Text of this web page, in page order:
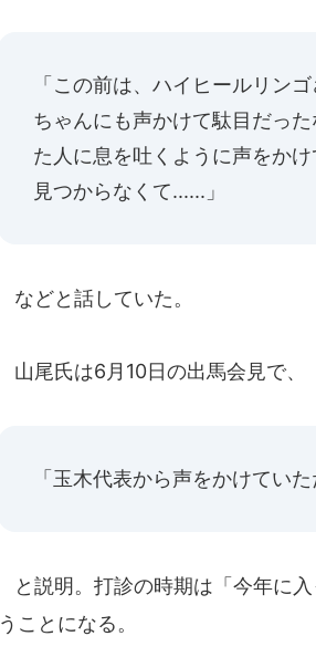
「この前は、ハイヒールリン
ちゃんにも声かけて駄目だっ
た人に息を吐くように声をか
見つからなくて......」
などと話していた。
山尾氏は6月10日の出馬会見で、
「玉木代表から声をかけていた
と説明。打診の時期は「今年に
うことになる。